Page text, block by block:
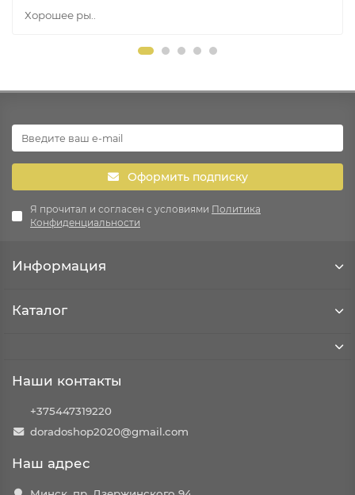
Хорошее ры..
Оформить подписку
Я прочитал и согласен с условиями Политика
Конфиденциальности
Информация
Каталог
Наши контакты
+375447319220
doradoshop2020@gmail.com
Наш адрес